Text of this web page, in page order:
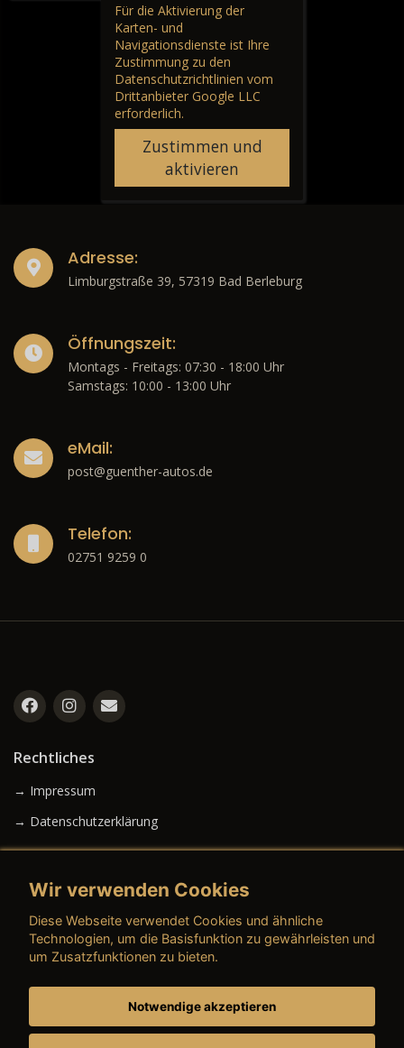
Für die Aktivierung der
Karten- und
Navigationsdienste ist Ihre
Zustimmung zu den
Datenschutzrichtlinien vom
Drittanbieter Google LLC
erforderlich.
Zustimmen und
aktivieren
Adresse:
Limburgstraße 39, 57319 Bad Berleburg
Öffnungszeit:
Montags - Freitags: 07:30 - 18:00 Uhr
Samstags: 10:00 - 13:00 Uhr
eMail:
post@guenther-autos.de
Telefon:
02751 9259 0
Rechtliches
→ Impressum
→ Datenschutzerklärung
→ AGB (Gebrauchtwagen)
→ AGB (Teile & Zubehör)
Wir verwenden Cookies
Diese Webseite verwendet Cookies und ähnliche
Technologien, um die Basisfunktion zu gewährleisten und
um Zusatzfunktionen zu bieten.
Notwendige akzeptieren